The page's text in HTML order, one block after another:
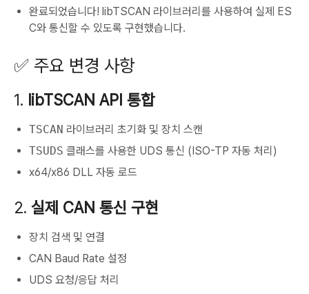
완료되었습니다! libTSCAN 라이브러리를 사용하여 실제 ES
C와 통신할 수 있도록 구현했습니다.
✅ 주요 변경 사항
1. libTSCAN API 통합
TSCAN 라이브러리 초기화 및 장치 스캔
TSUDS 클래스를 사용한 UDS 통신 (ISO-TP 자동 처리)
x64/x86 DLL 자동 로드
2. 실제 CAN 통신 구현
장치 검색 및 연결
CAN Baud Rate 설정
UDS 요청/응답 처리